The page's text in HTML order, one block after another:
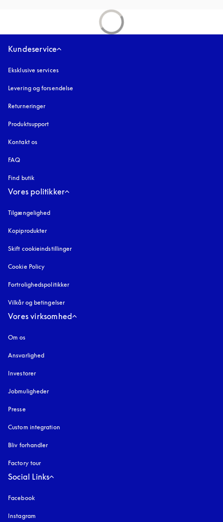
Kundeservice
Eksklusive services
Levering og forsendelse
Returneringer
Produktsupport
Kontakt os
FAQ
Find butik
Vores politikker
Tilgængelighed
Kopiprodukter
Skift cookieindstillinger
Cookie Policy
Fortrolighedspolitikker
Vilkår og betingelser
Vores virksomhed
Om os
Ansvarlighed
Investorer
Jobmuligheder
Presse
Custom integration
Bliv forhandler
Factory tour
Social Links
Facebook
Instagram